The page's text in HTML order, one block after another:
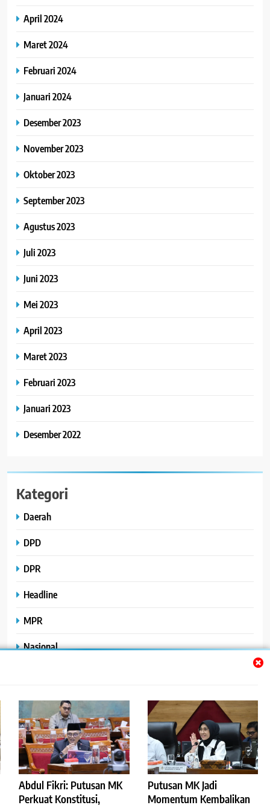
Abdul Fikri: Putusan MK
Perkuat Konstitusi,
Putusan MK Jadi
Momentum Kembalikan
April 2024
Maret 2024
Februari 2024
Januari 2024
Desember 2023
November 2023
Oktober 2023
September 2023
Agustus 2023
Juli 2023
Juni 2023
Mei 2023
April 2023
Maret 2023
Februari 2023
Januari 2023
Desember 2022
Kategori
Daerah
DPD
DPR
Headline
MPR
Nasional
Polhukam
Uncategorized
©2023 ReportaseBisnis.